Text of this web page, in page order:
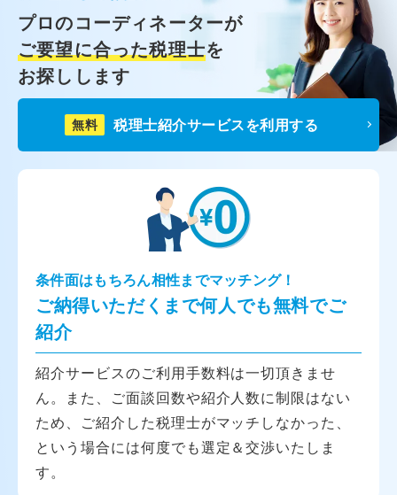
プロのコーディネーターが
ご要望に合った税理士を
お探しします
無料 税理士紹介サービスを利用する
条件面はもちろん相性までマッチング！
ご納得いただくまで何人でも無料でご
紹介
紹介サービスのご利用手数料は一切頂きませ
ん。また、ご面談回数や紹介人数に制限はない
ため、ご紹介した税理士がマッチしなかった、
という場合には何度でも選定＆交渉いたしま
す。